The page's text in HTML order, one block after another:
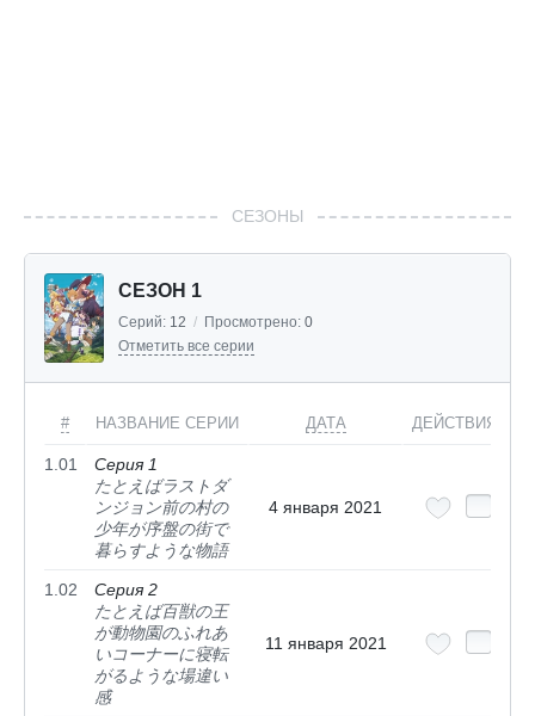
СЕЗОНЫ
СЕЗОН 1
Серий: 12 / Просмотрено: 0
Отметить все серии
# НАЗВАНИЕ СЕРИИ ДАТА ДЕЙСТВИЯ
1.01
Серия 1
たとえばラストダ
ンジョン前の村の
少年が序盤の街で
暮らすような物語
4 января 2021
1.02
Серия 2
たとえば百獣の王
が動物園のふれあ
いコーナーに寝転
がるような場違い
感
11 января 2021